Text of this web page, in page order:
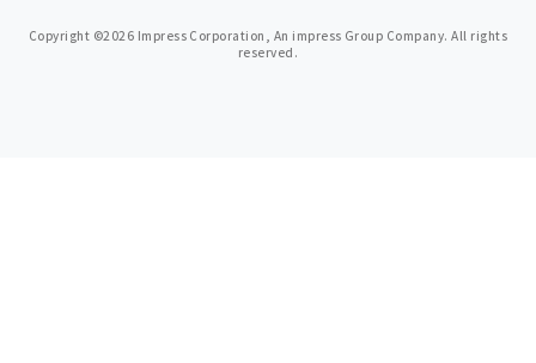
Copyright ©2026 Impress Corporation, An impress Group Company. All rights
reserved.